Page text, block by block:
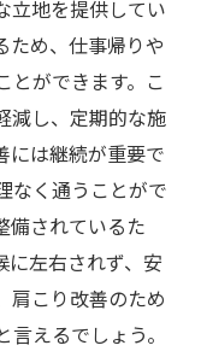
談
のポイント
頼の整体
立地を提供してい
ため、仕事帰りや
とができます。こ
減し、定期的な施
には継続が重要で
なく通うことがで
備されているた
に左右されず、安
肩こり改善のため
えるでしょう。